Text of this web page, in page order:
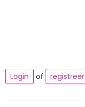
Login
of registreer